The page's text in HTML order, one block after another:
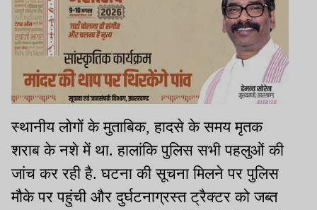
स्थानीय लोगों के मुताबिक, हादसे के समय मृतक
शराब के नशे में था. हालांकि पुलिस सभी पहलुओं की
जांच कर रही है. घटना की सूचना मिलने पर पुलिस
मौके पर पहुंची और दुर्घटनाग्रस्त ट्रैक्टर को जब्त